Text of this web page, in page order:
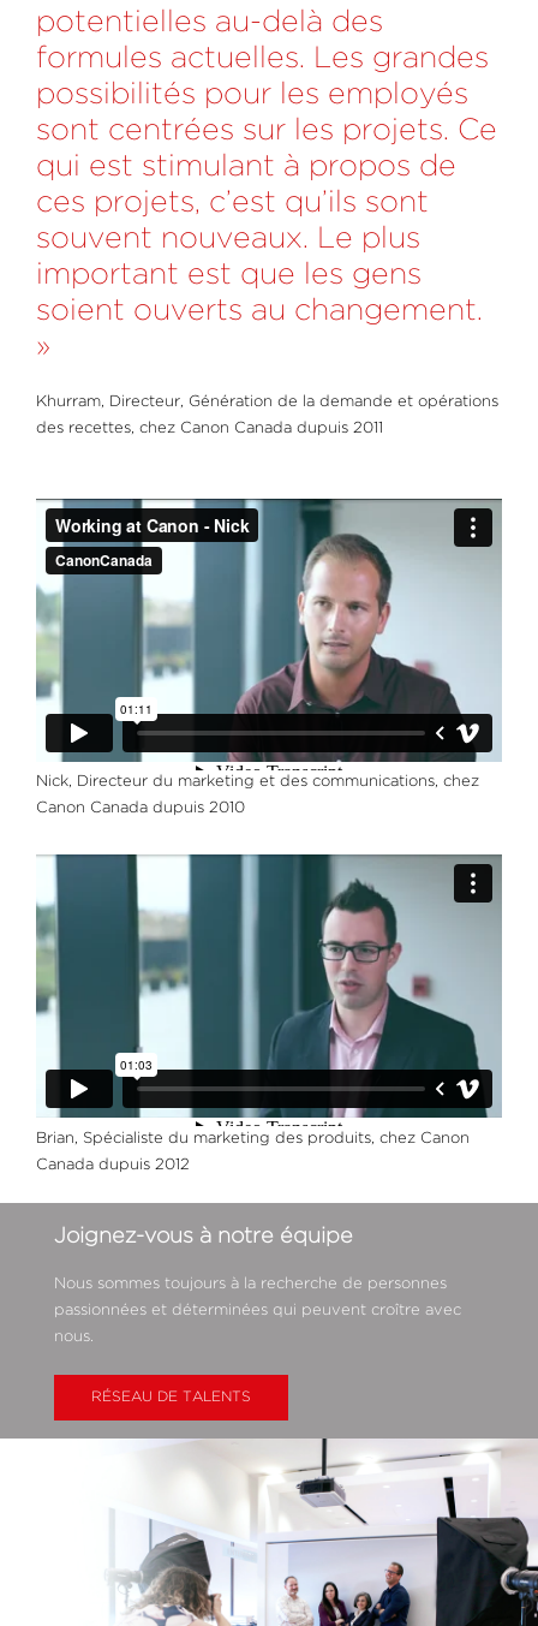
potentielles au-delà des
formules actuelles. Les grandes
possibilités pour les employés
sont centrées sur les projets. Ce
qui est stimulant à propos de
ces projets, c’est qu’ils sont
souvent nouveaux. Le plus
important est que les gens
soient ouverts au changement.
»
Khurram, Directeur, Génération de la demande et opérations
des recettes, chez Canon Canada dupuis 2011
Nick, Directeur du marketing et des communications, chez
Canon Canada dupuis 2010
Brian, Spécialiste du marketing des produits, chez Canon
Canada dupuis 2012
Joignez-vous à notre équipe
Nous sommes toujours à la recherche de personnes
passionnées et déterminées qui peuvent croître avec
nous.
RÉSEAU DE TALENTS